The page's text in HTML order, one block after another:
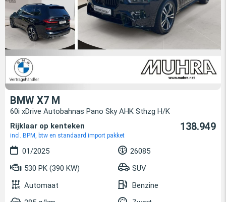
BMW X7 M
60i xDrive Autobahnas Pano Sky AHK Sthzg H/K
Rijklaar op kenteken
incl. BPM, btw en standaard import pakket
138.949
01/2025
26085
530 PK (390 KW)
SUV
Automaat
Benzine